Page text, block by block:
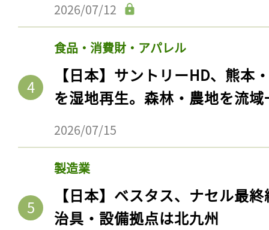
2026/07/12
食品・消費財・アパレル
【日本】サントリーHD、熊本
を湿地再生。森林・農地を流
2026/07/15
製造業
【日本】ベスタス、ナセル最
治具・設備拠点は北九州